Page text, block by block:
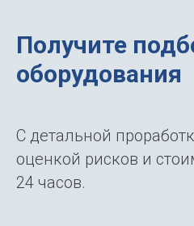
Получите
оборудования
С детальной
оценкой рисков и
24 часов.